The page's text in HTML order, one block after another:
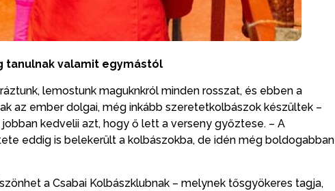
tanulnak valamit egymástól
lemostunk maguknkról minden rosszat, és ebben a
az ember dolgai, még inkább szeretetkolbászok készültek –
kedvelii azt, hogy ő lett a verseny győztese. – A
eddig is belekerült a kolbászokba, de idén még boldogabban
a Csabai Kolbászklubnak – melynek tősgyökeres tagja,